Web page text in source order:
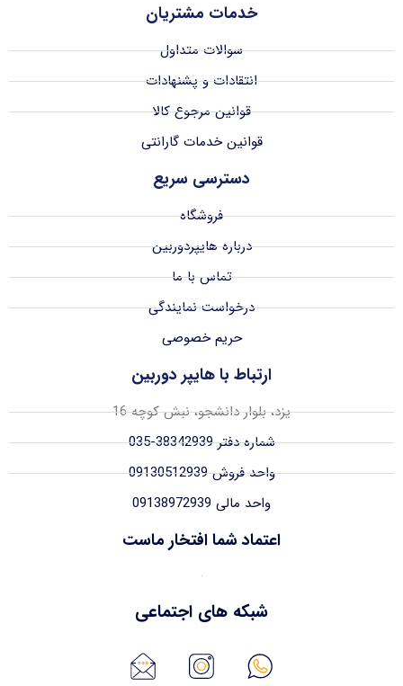
خدمات مشتریان
سوالات متداول
انتقادات و پشنهادات
قوانین مرجوع کالا
قوانین خدمات گارانتی
دسترسی سریع
فروشگاه
درباره هایپردوربین
تماس با ما
درخواست نمایندگی
حریم خصوصی
ارتباط با هایپر دوربین
یزد، بلوار دانشجو، نبش کوچه 16
شماره دفتر 38342939-035
واحد فروش 09130512939
واحد مالی 09138972939
اعتماد شما افتخار ماست
شبکه های اجتماعی